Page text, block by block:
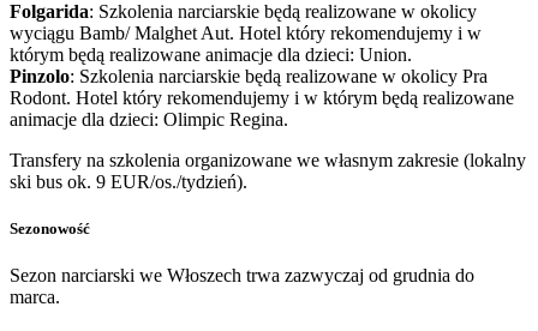
Folgarida: Szkolenia narciarskie będą realizowane w okolicy
wyciągu Bamb/ Malghet Aut. Hotel który rekomendujemy i w
którym będą realizowane animacje dla dzieci: Union.
Pinzolo: Szkolenia narciarskie będą realizowane w okolicy Pra
Rodont. Hotel który rekomendujemy i w którym będą realizowane
animacje dla dzieci: Olimpic Regina.
Transfery na szkolenia organizowane we własnym zakresie (lokalny
ski bus ok. 9 EUR/os./tydzień).
Sezonowość
Sezon narciarski we Włoszech trwa zazwyczaj od grudnia do
marca.